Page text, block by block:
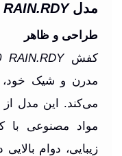
مدل
طراحی و ظاهر
کفشRAIN.RDY
مدرن و شیک
مواد مصنوعی با
زیبایی، دوام